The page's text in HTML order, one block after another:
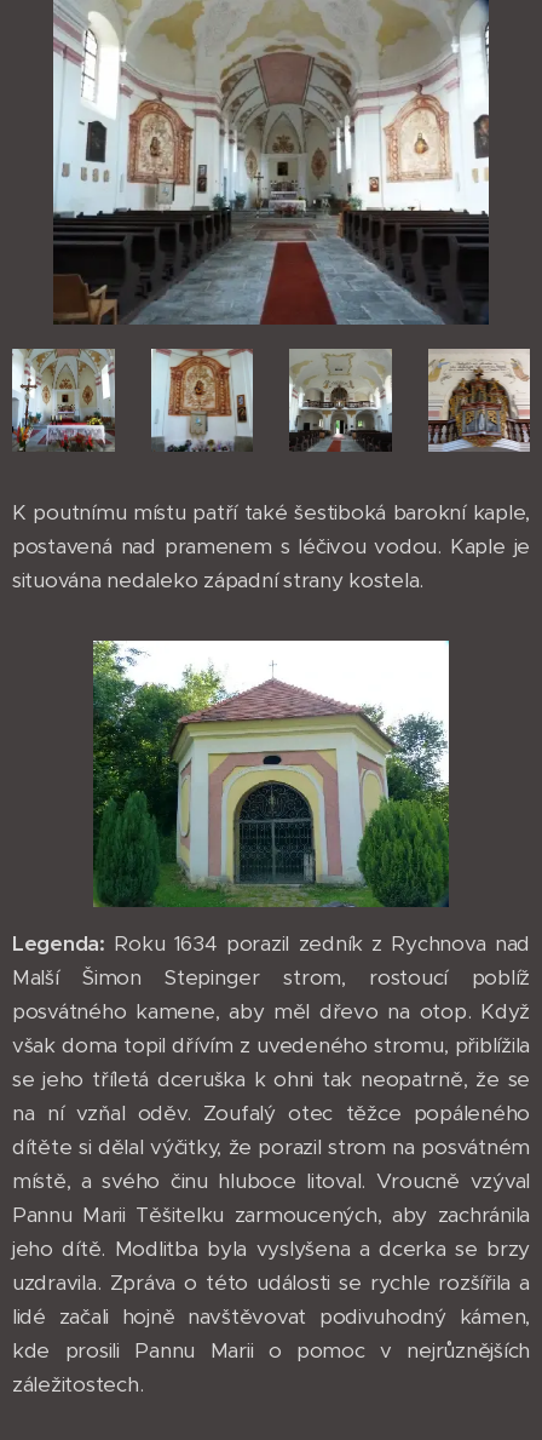
K poutnímu místu patří také šestiboká barokní kaple,
postavená nad pramenem s léčivou vodou. Kaple je
situována nedaleko západní strany kostela.
Legenda: Roku 1634 porazil zedník z Rychnova nad
Malší Šimon Stepinger strom, rostoucí poblíž
posvátného kamene, aby měl dřevo na otop. Když
však doma topil dřívím z uvedeného stromu, přiblížila
se jeho tříletá dceruška k ohni tak neopatrně, že se
na ní vzňal oděv. Zoufalý otec těžce popáleného
dítěte si dělal výčitky, že porazil strom na posvátném
místě, a svého činu hluboce litoval. Vroucně vzýval
Pannu Marii Těšitelku zarmoucených, aby zachránila
jeho dítě. Modlitba byla vyslyšena a dcerka se brzy
uzdravila. Zpráva o této události se rychle rozšířila a
lidé začali hojně navštěvovat podivuhodný kámen,
kde prosili Pannu Marii o pomoc v nejrůznějších
záležitostech.